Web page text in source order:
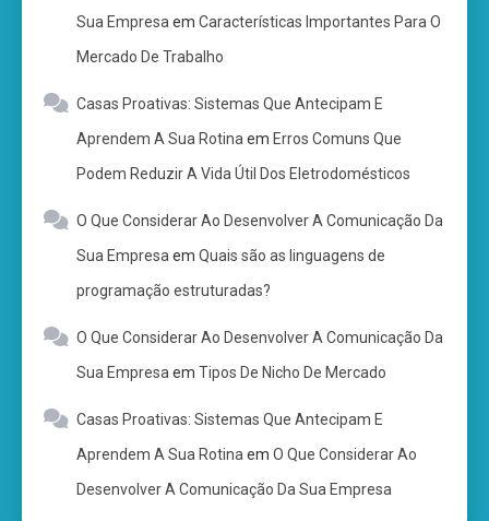
Sua Empresa em Características Importantes Para O
Mercado De Trabalho
Casas Proativas: Sistemas Que Antecipam E
Aprendem A Sua Rotina em Erros Comuns Que
Podem Reduzir A Vida Útil Dos Eletrodomésticos
O Que Considerar Ao Desenvolver A Comunicação Da
Sua Empresa em Quais são as linguagens de
programação estruturadas?
O Que Considerar Ao Desenvolver A Comunicação Da
Sua Empresa em Tipos De Nicho De Mercado
Casas Proativas: Sistemas Que Antecipam E
Aprendem A Sua Rotina em O Que Considerar Ao
Desenvolver A Comunicação Da Sua Empresa